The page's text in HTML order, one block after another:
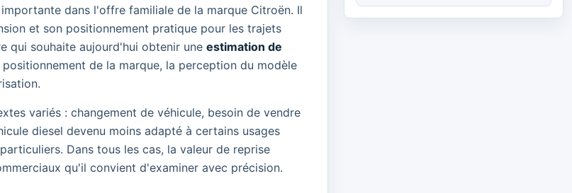
dans l'offre familiale de la marque Citroën. Il
et son positionnement pratique pour les trajets
qui souhaite aujourd'hui obtenir une estimation de
de la marque, la perception du modèle
variés : changement de véhicule, besoin de vendre
diesel devenu moins adapté à certains usages
Dans tous les cas, la valeur de reprise
qu'il convient d'examiner avec précision.